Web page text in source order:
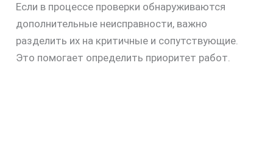
Если в процессе проверки обнаруживаются
дополнительные неисправности, важно
разделить их на критичные и сопутствующие.
Это помогает определить приоритет работ.